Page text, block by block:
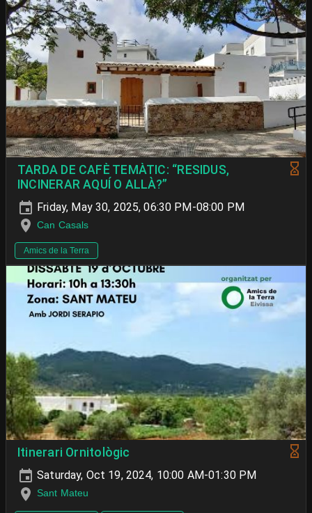
TARDA DE CAFÈ TEMÀTIC: “RESIDUS,
INCINERAR AQUÍ O ALLÀ?”
Friday, May 30, 2025, 06:30 PM-08:00 PM
Can Casals
Amics de la Terra
Itinerari Ornitològic
Saturday, Oct 19, 2024, 10:00 AM-01:30 PM
Sant Mateu